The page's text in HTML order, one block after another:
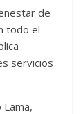
de
todo el
servicios